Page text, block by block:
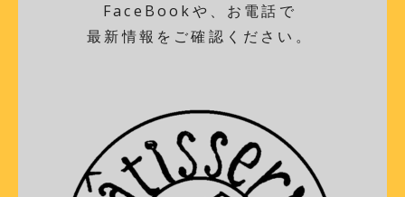
FaceBookや、お電話で
最新情報をご確認ください。